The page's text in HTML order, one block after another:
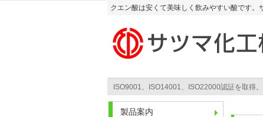
クエン酸は安くて美味しく飲みやすい酸です。
ISO9001、ISO14001、ISO22000認証を取得
製品案内